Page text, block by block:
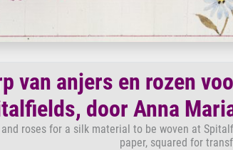
van anjers en rozen
door Anna
roses for a silk material to be woven at
paper, squared for